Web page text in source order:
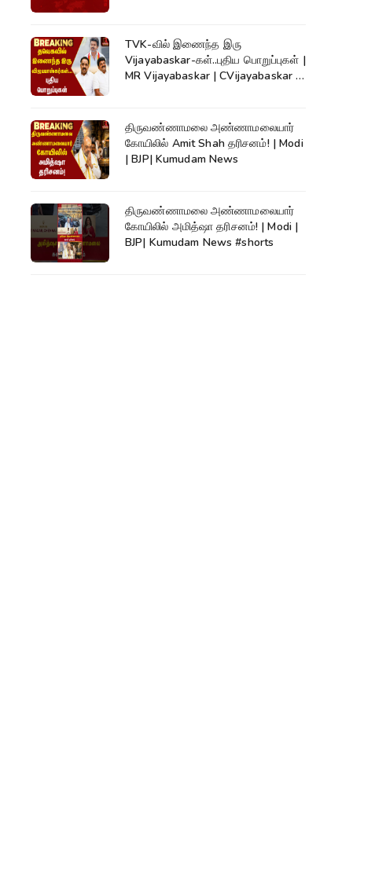
TVK-வில் இணைந்த இரு
Vijayabaskar-கள்..புதிய பொறுப்புகள் |
MR Vijayabaskar | CVijayabaskar |
திருவண்ணாமலை அண்ணாமலையார்
கோயிலில் Amit Shah தரிசனம்! | Modi
| BJP| Kumudam News
திருவண்ணாமலை அண்ணாமலையார்
கோயிலில் அமித்ஷா தரிசனம்! | Modi |
BJP| Kumudam News #shorts